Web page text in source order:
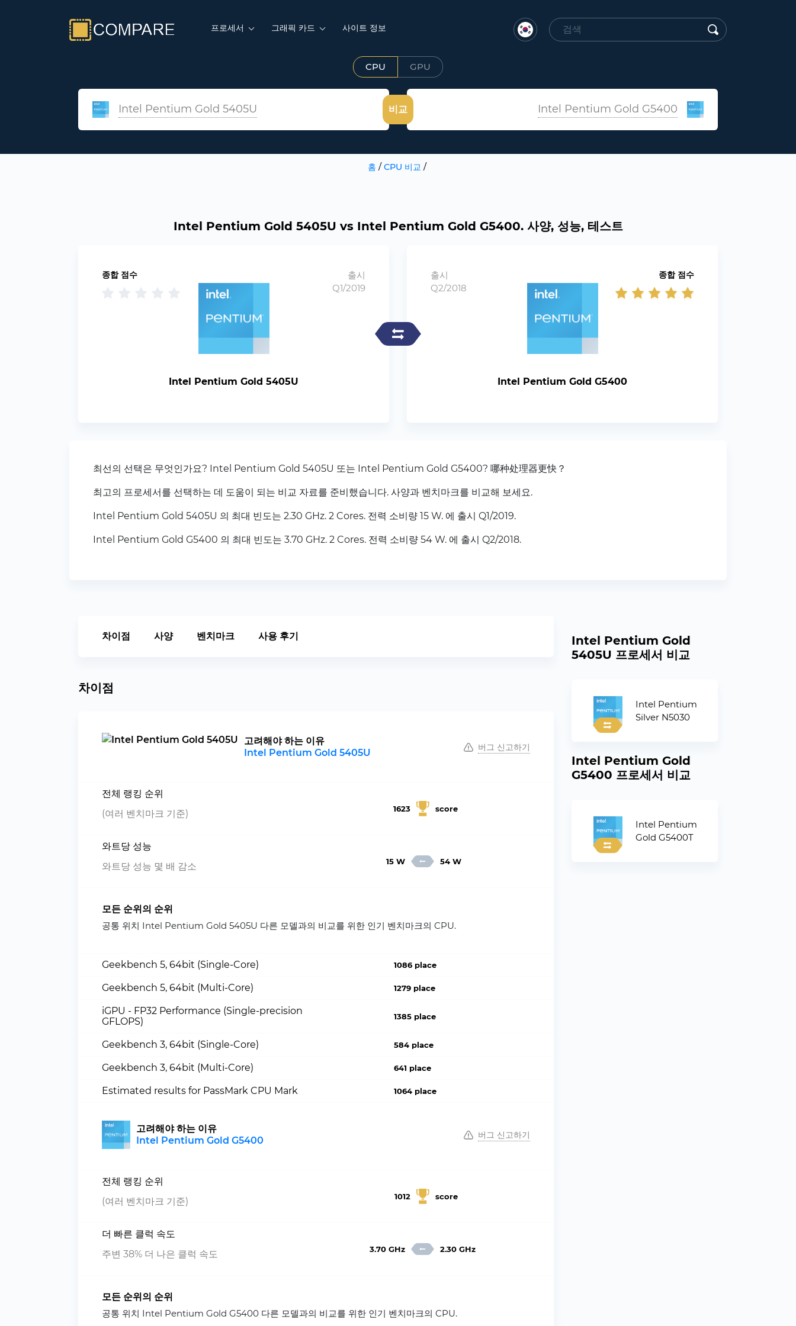
프로세서 그래픽 카드 사이트 정보
CPU GPU
Intel Pentium Gold 5405U Intel Pentium Gold G5400
비교
홈 / CPU 비교 /
Intel Pentium Gold 5405U vs Intel Pentium Gold G5400. 사양, 성능, 테스트
종합 점수
출시
Q1/2019
Intel Pentium Gold 5405U
출시
Q2/2018
종합 점수
Intel Pentium Gold G5400
최선의 선택은 무엇인가요? Intel Pentium Gold 5405U 또는 Intel Pentium Gold G5400? 哪种处理器更快？
최고의 프로세서를 선택하는 데 도움이 되는 비교 자료를 준비했습니다. 사양과 벤치마크를 비교해 보세요.
Intel Pentium Gold 5405U 의 최대 빈도는 2.30 GHz. 2 Cores. 전력 소비량 15 W. 에 출시 Q1/2019.
Intel Pentium Gold G5400 의 최대 빈도는 3.70 GHz. 2 Cores. 전력 소비량 54 W. 에 출시 Q2/2018.
차이점 사양 벤치마크 사용 후기
차이점
고려해야 하는 이유
Intel Pentium Gold 5405U
버그 신고하기
전체 랭킹 순위
(여러 벤치마크 기준)
1623 score
와트당 성능
와트당 성능 몇 배 감소
15 W 54 W
모든 순위의 순위
공통 위치 Intel Pentium Gold 5405U 다른 모델과의 비교를 위한 인기 벤치마크의 CPU.
Geekbench 5, 64bit (Single-Core) 1086 place
Geekbench 5, 64bit (Multi-Core) 1279 place
iGPU - FP32 Performance (Single-precision
GFLOPS)
1385 place
Geekbench 3, 64bit (Single-Core) 584 place
Geekbench 3, 64bit (Multi-Core) 641 place
Estimated results for PassMark CPU Mark 1064 place
고려해야 하는 이유
Intel Pentium Gold G5400
버그 신고하기
전체 랭킹 순위
(여러 벤치마크 기준)
1012 score
더 빠른 클럭 속도
주변 38% 더 나은 클럭 속도
3.70 GHz 2.30 GHz
모든 순위의 순위
공통 위치 Intel Pentium Gold G5400 다른 모델과의 비교를 위한 인기 벤치마크의 CPU.
Intel Pentium Gold
5405U 프로세서 비교
Intel Pentium
Silver N5030
Intel Pentium Gold
G5400 프로세서 비교
Intel Pentium
Gold G5400T